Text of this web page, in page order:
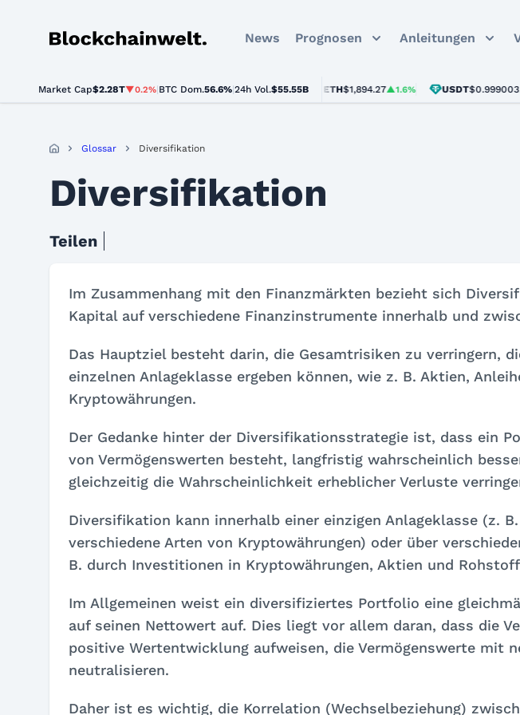
Blockchainwelt News Prognosen Anleitungen
Market Cap$2.28T▼0.2% BTC Dom.56.6% 24h Vol.$55.55B
BTC$64,149.00▲0.5% ETH$1,894.27▲1.6% USDT$0.999003
Glossar Diversifikation
Diversifikation
Teilen
Im Zusammenhang mit den Finanzmärkten bezieht sich
Kapital auf verschiedene Finanzinstrumente innerhalb und
Das Hauptziel besteht darin, die Gesamtrisiken zu verringern,
einzelnen Anlageklasse ergeben können, wie z. B. Aktien,
Kryptowährungen.
Der Gedanke hinter der Diversifikationsstrategie ist, dass ein
von Vermögenswerten besteht, langfristig wahrscheinlich
gleichzeitig die Wahrscheinlichkeit erheblicher Verluste
Diversifikation kann innerhalb einer einzigen Anlageklasse (z.
verschiedene Arten von Kryptowährungen) oder über
B. durch Investitionen in Kryptowährungen, Aktien und
Im Allgemeinen weist ein diversifiziertes Portfolio eine
auf seinen Nettowert auf. Dies liegt vor allem daran, dass die
positive Wertentwicklung aufweisen, die Vermögenswerte mit
neutralisieren.
Daher ist es wichtig, die Korrelation (Wechselbeziehung)